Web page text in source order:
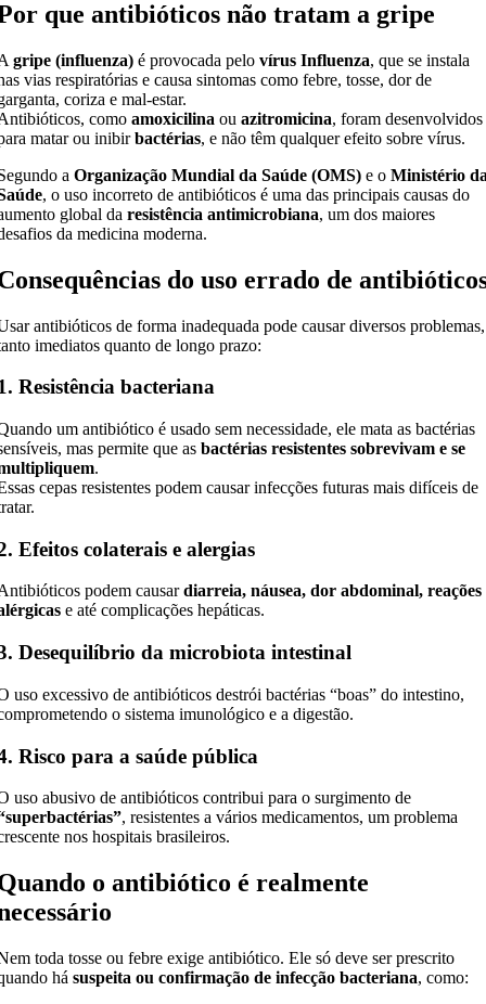
que antibióticos não tratam a gripe
gripe (influenza) é provocada pelovírus Influenza, que se instala
vias respiratórias e causa sintomas como febre, tosse, dor de
coriza e mal-estar.
comoamoxicilina ouazitromicina, foram desenvolvidos
matar ou inibirbactérias, e não têm qualquer efeito sobre vírus.
aOrganização Mundial da Saúde (OMS) e oMinistério
, o uso incorreto de antibióticos é uma das principais causas do
global daresistência antimicrobiana, um dos maiores
da medicina moderna.
do uso errado de
antibióticos de forma inadequada pode causar diversos problemas,
imediatos quanto de longo prazo:
Resistência bacteriana
um antibiótico é usado sem necessidade, ele mata as bactérias
mas permite que asbactérias resistentes sobrevivam e se
.
cepas resistentes podem causar infecções futuras mais difíceis de
Efeitos colaterais e alergias
podem causardiarreia, náusea, dor abdominal, reações
e até complicações hepáticas.
Desequilíbrio da microbiota intestinal
uso excessivo de antibióticos destrói bactérias “boas” do intestino,
o sistema imunológico e a digestão.
Risco para a saúde pública
uso abusivo de antibióticos contribui para o surgimento de
, resistentes a vários medicamentos, um problema
nos hospitais brasileiros.
o antibiótico é realmente
toda tosse ou febre exige antibiótico. Ele só deve ser prescrito
hásuspeita ou confirmação de infecção bacteriana, como: